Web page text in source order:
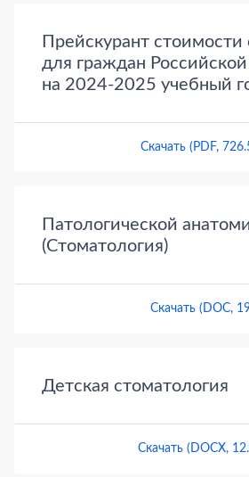
Прейскурант стоимости
для граждан
на 2024-2025 учебный
Скачать (PDF,
Патологической
(Стоматология)
Скачать (DOC,
Детская стоматология
Скачать (DOCX,